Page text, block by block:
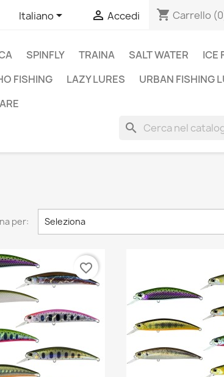
Italiano  Accedi shopping_cart Carrello
SPINFLY TRAINA SALT WATER
ICE
FISHING LAZY LURES
URBAN FISHING
search
per: Seleziona
favorite_border